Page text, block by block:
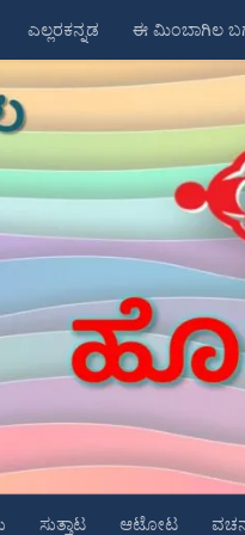
ಎಲ್ಲರಕನ್ನಡ ಈ ಮಿಂಬಾಗಿಲ
ಸುತ್ತಾಟ ಆಟೋಟ